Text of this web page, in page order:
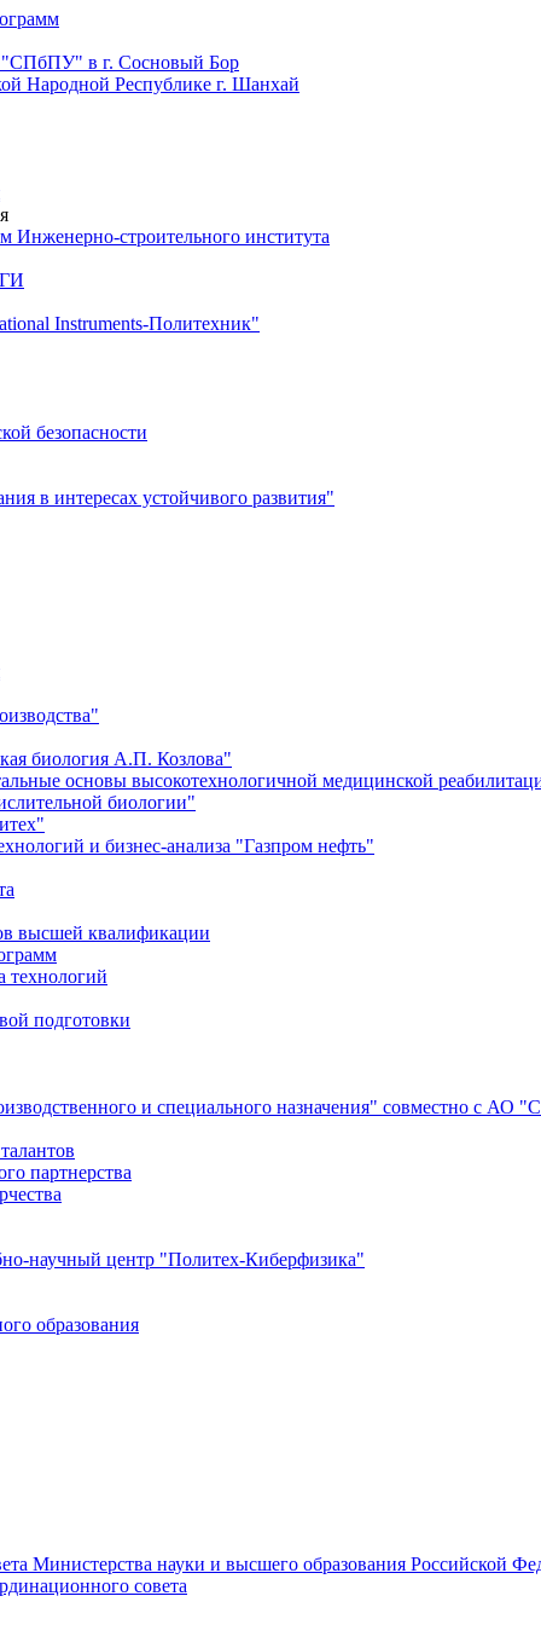
"СПбПУ" в г. Сосновый Бор
Народной Республике г. Шанхай
строительного института
Instruments-Политехник"
безопасности
в интересах устойчивого развития"
биология А.П. Козлова"
основы высокотехнологичной медицинской
биологии"
и бизнес-анализа "Газпром нефть"
высшей квалификации
технологий
подготовки
и специального назначения" совместно с
партнерства
научный центр "Политех-Киберфизика"
образования
Министерства науки и высшего образования Российской
совета